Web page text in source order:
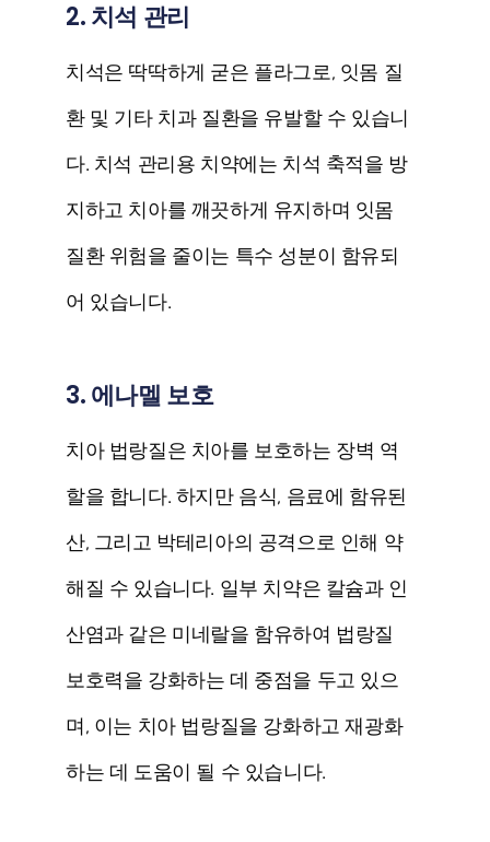
2. 치석 관리
치석은 딱딱하게 굳은 플라그로, 잇몸 질
환 및 기타 치과 질환을 유발할 수 있습니
다. 치석 관리용 치약에는 치석 축적을 방
지하고 치아를 깨끗하게 유지하며 잇몸
질환 위험을 줄이는 특수 성분이 함유되
어 있습니다.
3. 에나멜 보호
치아 법랑질은 치아를 보호하는 장벽 역
할을 합니다. 하지만 음식, 음료에 함유된
산, 그리고 박테리아의 공격으로 인해 약
해질 수 있습니다. 일부 치약은 칼슘과 인
산염과 같은 미네랄을 함유하여 법랑질
보호력을 강화하는 데 중점을 두고 있으
며, 이는 치아 법랑질을 강화하고 재광화
하는 데 도움이 될 수 있습니다.